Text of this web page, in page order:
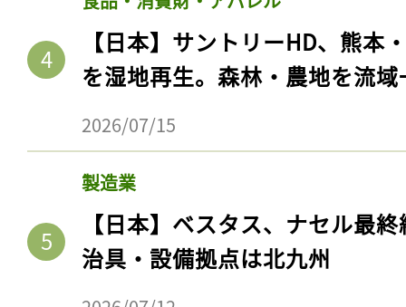
【日本】サントリーHD、熊本
を湿地再生。森林・農地を流
2026/07/15
製造業
【日本】ベスタス、ナセル最
治具・設備拠点は北九州